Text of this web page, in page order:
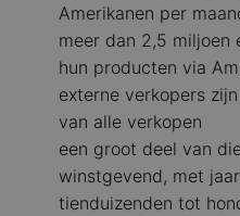
Amerikanen per
meer dan 2,5 miljoen
hun producten via
externe verkopers
van alle verkopen
een groot deel van
winstgevend, met
tienduizenden tot